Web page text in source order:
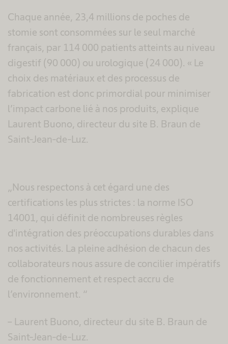
Chaque année, 23,4 millions de poches de
stomie sont consommées sur le seul marché
français, par 114 000 patients atteints au niveau
digestif (90 000) ou urologique (24 000). « Le
choix des matériaux et des processus de
fabrication est donc primordial pour minimiser
l’impact carbone lié à nos produits, explique
Laurent Buono, directeur du site B. Braun de
Saint-Jean-de-Luz.
„Nous respectons à cet égard une des
certifications les plus strictes : la norme ISO
14001, qui définit de nombreuses règles
d'intégration des préoccupations durables dans
nos activités. La pleine adhésion de chacun des
collaborateurs nous assure de concilier impératifs
de fonctionnement et respect accru de
l’environnement. “
– Laurent Buono, directeur du site B. Braun de
Saint-Jean-de-Luz.